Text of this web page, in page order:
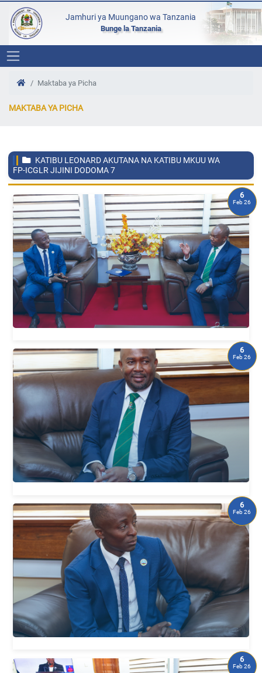
Jamhuri ya Muungano wa Tanzania
Bunge la Tanzania
Maktaba ya Picha
MAKTABA YA PICHA
KATIBU LEONARD AKUTANA NA KATIBU MKUU WA
FP-ICGLR JIJINI DODOMA7
6
Feb 26
6
Feb 26
6
Feb 26
6
Feb 26